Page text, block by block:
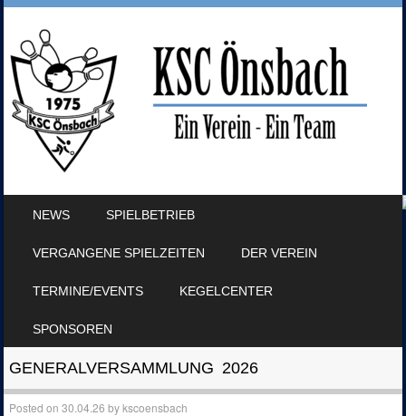
NEWS SPIELBETRIEB
VERGANGENE SPIELZEITEN DER VEREIN
TERMINE/EVENTS KEGELCENTER
SPONSOREN
GENERALVERSAMMLUNG 2026
Posted on30.04.26 bykscoensbach